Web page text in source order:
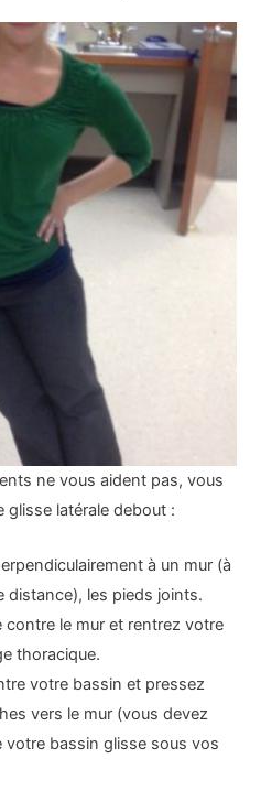
ne vous aident pas, vous
glisse latérale debout :
à un mur (à
distance), les pieds joints.
contre le mur et rentrez votre
thoracique.
votre bassin et pressez
vers le mur (vous devez
votre bassin glisse sous vos